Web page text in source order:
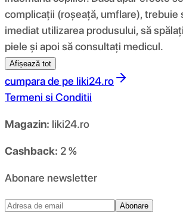
complicații (roșeață, umflare), trebuie
imediat utilizarea produsului, să
piele și apoi să consultați medicul.
Afișează tot
cumpara de pe liki24.ro
Termeni si Conditii
Magazin: liki24.ro
Cashback: 2 %
Abonare newsletter
Abonare